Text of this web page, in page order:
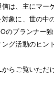
は、主にマー
象に、世の中
のプランナー
ング活動のヒン
らご覧いただ